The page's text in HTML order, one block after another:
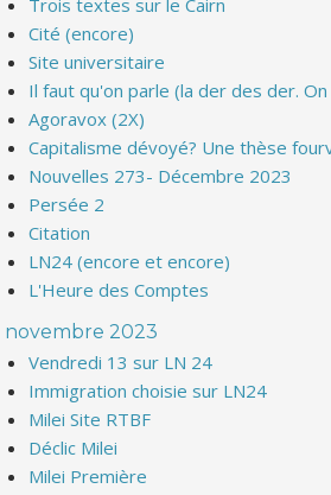
Trois textes sur le Cairn
Cité (encore)
Site universitaire
Il faut qu'on parle (la der des der.
Agoravox (2X)
Capitalisme dévoyé? Une thèse
Nouvelles 273- Décembre 2023
Persée 2
Citation
LN24 (encore et encore)
L'Heure des Comptes
novembre 2023
Vendredi 13 sur LN 24
Immigration choisie sur LN24
Milei Site RTBF
Déclic Milei
Milei Première